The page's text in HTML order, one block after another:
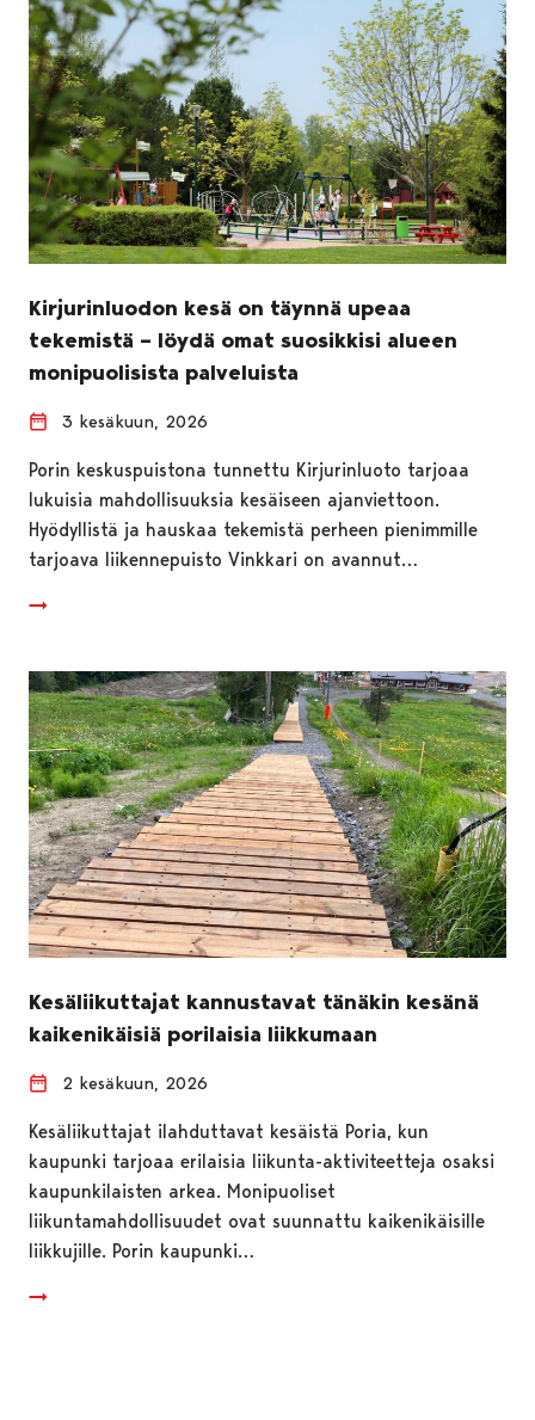
Kirjurinluodon kesä on täynnä upeaa
tekemistä – löydä omat suosikkisi alueen
monipuolisista palveluista
3 kesäkuun, 2026
Porin keskuspuistona tunnettu Kirjurinluoto tarjoaa
lukuisia mahdollisuuksia kesäiseen ajanviettoon.
Hyödyllistä ja hauskaa tekemistä perheen pienimmille
tarjoava liikennepuisto Vinkkari on avannut…
Kesäliikuttajat kannustavat tänäkin kesänä
kaikenikäisiä porilaisia liikkumaan
2 kesäkuun, 2026
Kesäliikuttajat ilahduttavat kesäistä Poria, kun
kaupunki tarjoaa erilaisia liikunta-aktiviteetteja osaksi
kaupunkilaisten arkea. Monipuoliset
liikuntamahdollisuudet ovat suunnattu kaikenikäisille
liikkujille. Porin kaupunki…